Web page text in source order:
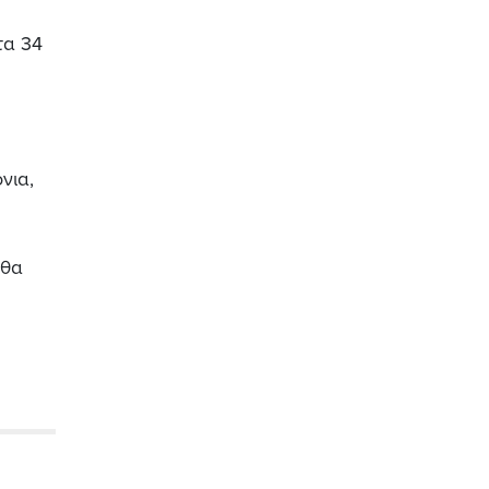
34